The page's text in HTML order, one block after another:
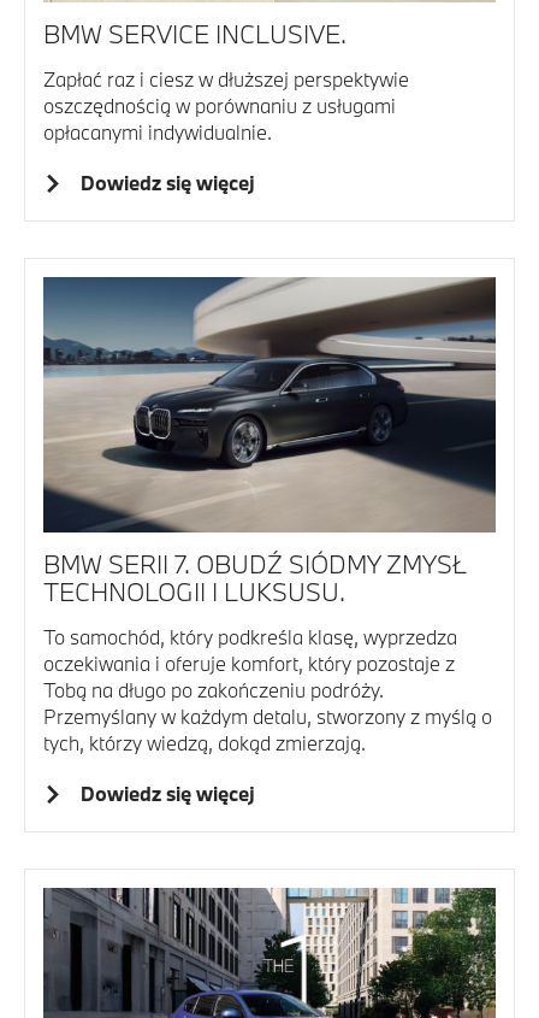
BMW SERVICE INCLUSIVE.
Zapłać raz i ciesz w dłuższej perspektywie
oszczędnością w porównaniu z usługami
opłacanymi indywidualnie.
Dowiedz się więcej
BMW SERII 7. OBUDŹ SIÓDMY ZMYSŁ
TECHNOLOGII I LUKSUSU.
To samochód, który podkreśla klasę, wyprzedza
oczekiwania i oferuje komfort, który pozostaje z
Tobą na długo po zakończeniu podróży.
Przemyślany w każdym detalu, stworzony z myślą o
tych, którzy wiedzą, dokąd zmierzają.
Dowiedz się więcej